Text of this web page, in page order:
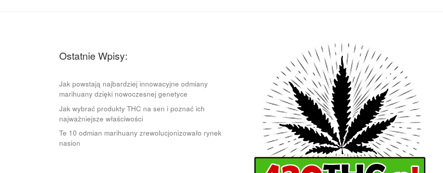
Ostatnie Wpisy:
Jak powstają najbardziej innowacyjne odmiany
marihuany dzięki nowoczesnej genetyce
Jak wybrać produkty THC na sen i poznać ich
najważniejsze właściwości
Te 10 odmian marihuany zrewolucjonizowało rynek
nasion